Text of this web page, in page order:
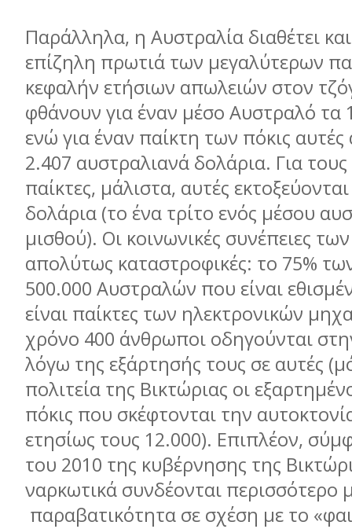
Παράλληλα, η Αυστραλία διαθέτει
επίζηλη πρωτιά των µεγαλύτερων
κεφαλήν ετήσιων απωλειών στον
φθάνουν για έναν µέσο Αυστραλό τα
ενώ για έναν παίκτη των πόκις
2.407 αυστραλιανά δολάρια. Για
παίκτες, µάλιστα, αυτές
δολάρια (το ένα τρίτο ενός µέσου
µισθού). Οι κοινωνικές συνέπειες των
απολύτως καταστροφικές: το 75%
500.000 Αυστραλών που είναι
είναι παίκτες των ηλεκτρονικών
χρόνο 400 άνθρωποι οδηγούνται
λόγω της εξάρτησής τους σε αυτές
πολιτεία της Βικτώριας οι
πόκις που σκέφτονται την
ετησίως τους 12.000). Επιπλέον,
του 2010 της κυβέρνησης της
ναρκωτικά συνδέονται περισσότερο
παραβατικότητα σε σχέση µε το